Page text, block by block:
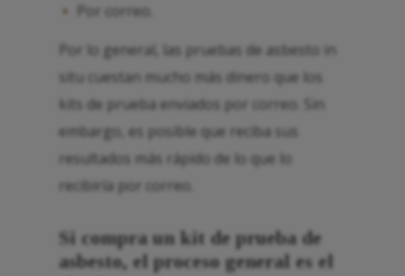
Por correo.
Por lo general, las pruebas de asbesto in
situ cuestan mucho más dinero que los
kits de prueba enviados por correo. Sin
embargo, es posible que reciba sus
resultados más rápido de lo que lo
recibiría por correo.
Si compra un kit de prueba de
asbesto, el proceso general es el